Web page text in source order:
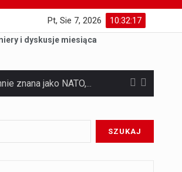
10:32:18
Pt, Sie 7, 2026
i dyskusje miesiąca
Czym jest Organizacja Traktatu Północnoatlantyckiego? Organizacja Traktatu Północnoatlantyckiego, powszechnie znana jako NATO, to międzynarodowy sojusz polityczno-wojskowy, który powstał 4 kwietnia 1949 roku. Został założony przez…